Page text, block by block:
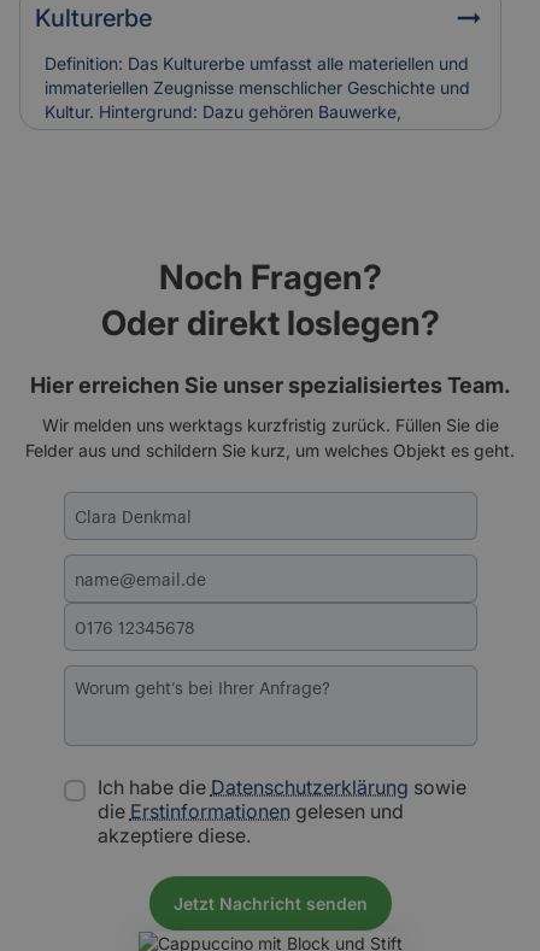
auch zur Verbesserung der Wärmedämmung genutzt.
historischen Vorsatzschalen können
Feuchtigkeitsschäden verursachen. Ihr Zustand wird
bei der Gebäudebewertung und Schadenanalyse mit
einbezogen.
Kulturerbe
Definition: Das Kulturerbe umfasst alle materiellen und
immateriellen Zeugnisse menschlicher Geschichte und
Kultur. Hintergrund: Dazu gehören Bauwerke,
Kunstwerke, Traditionen und Handwerksformen, die
und Erhalt meist aufwendig und kostenintensiv sind.
Noch Fragen?
Oder direkt loslegen?
Hier erreichen Sie unser spezialisiertes Team.
Wir melden uns werktags kurzfristig zurück. Füllen Sie die
Felder aus und schildern Sie kurz, um welches Objekt es geht.
Ich habe die Datenschutzerklärung sowie
die Erstinformationen gelesen und
akzeptiere diese.